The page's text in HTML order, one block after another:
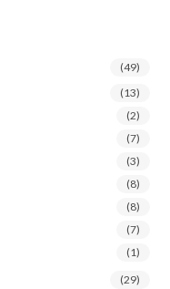
(49)
(13)
(2)
(7)
(3)
(8)
(8)
(7)
(1)
(29)